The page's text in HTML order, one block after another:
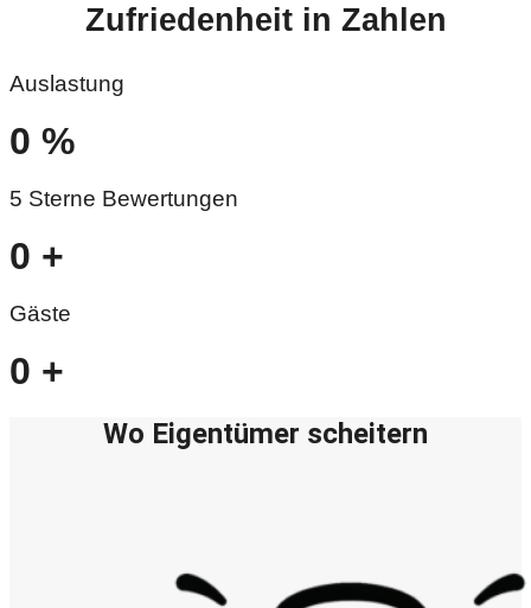
Zufriedenheit in Zahlen
Auslastung
0 %
5 Sterne Bewertungen
0 +
Gäste
0 +
Wo Eigentümer scheitern